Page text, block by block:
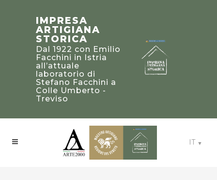
STEFANO
FACCHINI
MAESTRO
ARTIGIANO
Portatore di un
patrimonio di
conoscenze ed
esperienze da
salvaguardare e
trasmettere alle
future generazioni
PALLADIO
2019” PER LE
DIMORE
TRADIZIONALI
E CLASSICHE
NEGLI STATI
UNITI
D’AMERICA
Sezione artigianato:
villa Beaux-Arts -
IMPRESA
ARTIGIANA
STORICA
Dal 1922 con Emilio
Facchini in Istria
all’attuale
laboratorio di
Stefano Facchini a
Colle Umberto -
Treviso
IT